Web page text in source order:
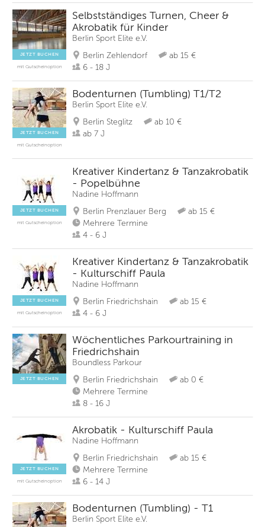
JETZT BUCHEN
mit Gutscheinoption
Selbstständiges Turnen, Cheer &
Akrobatik für Kinder
Berlin Sport Elite e.V.
Berlin Zehlendorf
ab 15 €
6 - 18 J
JETZT BUCHEN
mit Gutscheinoption
Bodenturnen (Tumbling) T1/T2
Berlin Sport Elite e.V.
Berlin Steglitz
ab 10 €
ab 7 J
JETZT BUCHEN
mit Gutscheinoption
Kreativer Kindertanz & Tanzakrobatik
- Popelbühne
Nadine Hoffmann
Berlin Prenzlauer Berg
ab 15 €
Mehrere Termine
4 - 6 J
JETZT BUCHEN
mit Gutscheinoption
Kreativer Kindertanz & Tanzakrobatik
- Kulturschiff Paula
Nadine Hoffmann
Berlin Friedrichshain
ab 15 €
4 - 6 J
JETZT BUCHEN
Wöchentliches Parkourtraining in
Friedrichshain
Boundless Parkour
Berlin Friedrichshain
ab 0 €
Mehrere Termine
8 - 16 J
JETZT BUCHEN
mit Gutscheinoption
Akrobatik - Kulturschiff Paula
Nadine Hoffmann
Berlin Friedrichshain
ab 15 €
Mehrere Termine
6 - 14 J
Bodenturnen (Tumbling) - T1
Berlin Sport Elite e.V.